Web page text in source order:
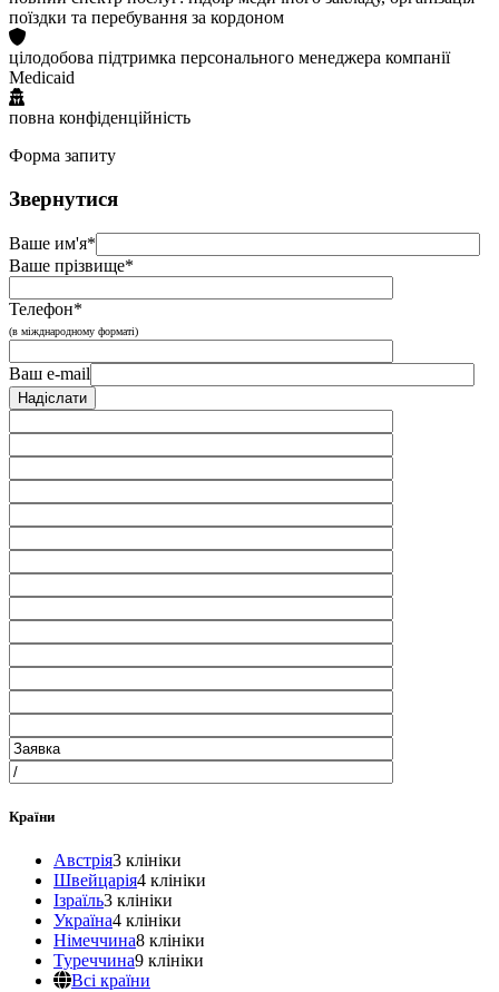
поїздки та перебування за кордоном
цілодобова підтримка персонального менеджера компанії
Medicaid
повна конфіденційність
Форма запиту
Звернутися
Ваше им'я*
Ваше прізвище*
Телефон*
(в міжднародному форматі)
Ваш e-mail
Країни
Австрія3 клініки
Швейцарія4 клініки
Ізраїль3 клініки
Україна4 клініки
Німеччина8 клініки
Туреччина9 клініки
Всі країни